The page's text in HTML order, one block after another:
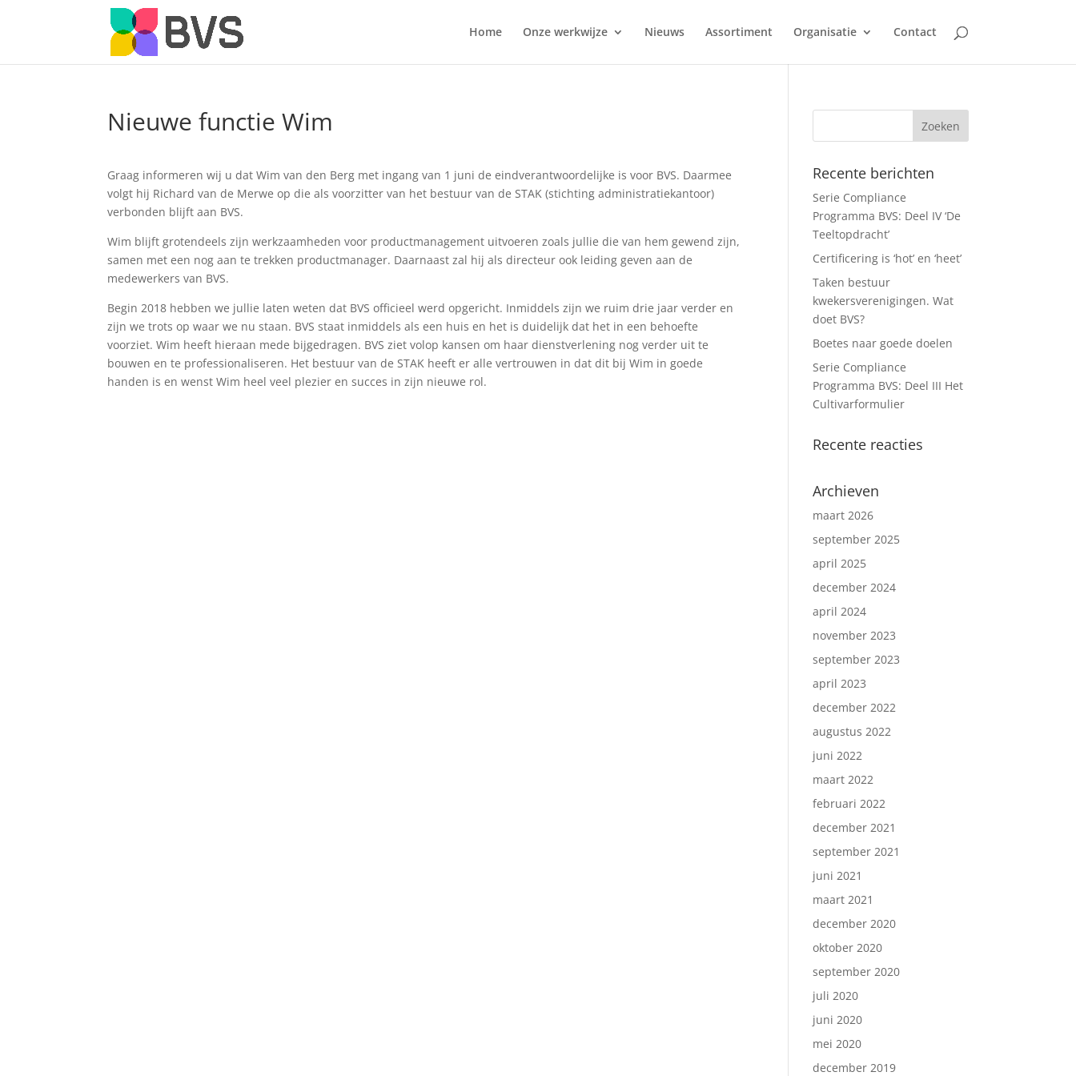
Home Onze werkwijze Nieuws Assortiment Organisatie Contact
Nieuwe functie Wim
Graag informeren wij u dat Wim van den Berg met ingang van 1 juni de eindverantwoordelijke is voor BVS. Daarmee
volgt hij Richard van de Merwe op die als voorzitter van het bestuur van de STAK (stichting administratiekantoor)
verbonden blijft aan BVS.
Wim blijft grotendeels zijn werkzaamheden voor productmanagement uitvoeren zoals jullie die van hem gewend zijn,
samen met een nog aan te trekken productmanager. Daarnaast zal hij als directeur ook leiding geven aan de
medewerkers van BVS.
Begin 2018 hebben we jullie laten weten dat BVS officieel werd opgericht. Inmiddels zijn we ruim drie jaar verder en
zijn we trots op waar we nu staan. BVS staat inmiddels als een huis en het is duidelijk dat het in een behoefte
voorziet. Wim heeft hieraan mede bijgedragen. BVS ziet volop kansen om haar dienstverlening nog verder uit te
bouwen en te professionaliseren. Het bestuur van de STAK heeft er alle vertrouwen in dat dit bij Wim in goede
handen is en wenst Wim heel veel plezier en succes in zijn nieuwe rol.
Recente berichten
Serie Compliance
Programma BVS: Deel IV ‘De
Teeltopdracht’
Certificering is ‘hot’ en ‘heet’
Taken bestuur
kwekersverenigingen. Wat
doet BVS?
Boetes naar goede doelen
Serie Compliance
Programma BVS: Deel III Het
Cultivarformulier
Recente reacties
Archieven
maart 2026
september 2025
april 2025
december 2024
april 2024
november 2023
september 2023
april 2023
december 2022
augustus 2022
juni 2022
maart 2022
februari 2022
december 2021
september 2021
juni 2021
maart 2021
december 2020
oktober 2020
september 2020
juli 2020
juni 2020
mei 2020
december 2019